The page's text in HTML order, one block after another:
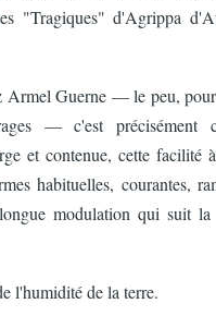
"Tragiques" d'Agrippa
Armel Guerne — le peu,
— c'est précisément
et contenue, cette facilité
habituelles, courantes,
modulation qui suit la
l'humidité de la terre.